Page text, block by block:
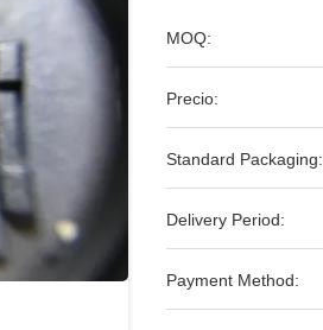
MOQ:
Precio:
Standard Packaging:
Delivery Period:
Payment Method: